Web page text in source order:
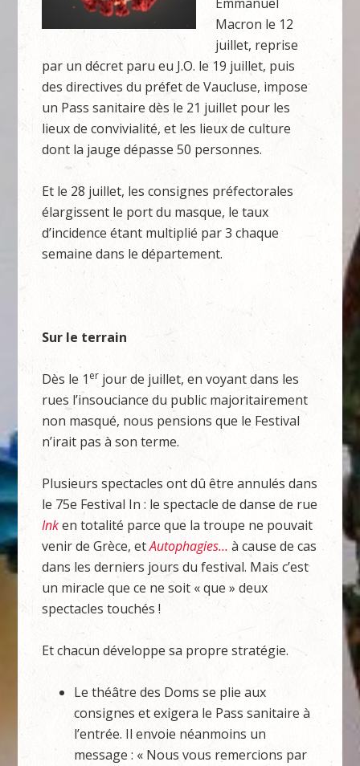
Macron le 12
juillet, reprise
par un décret paru eu J.O. le 19 juillet, puis
des directives du préfet de Vaucluse, impose
un Pass sanitaire dès le 21 juillet pour les
lieux de convivialité, et les lieux de culture
dont la jauge dépasse 50 personnes.
Et le 28 juillet, les consignes préfectorales
élargissent le port du masque, le taux
d’incidence étant multiplié par 3 chaque
semaine dans le département.
Sur le terrain
Dès le 1er jour de juillet, en voyant dans les
rues l’insouciance du public majoritairement
non masqué, nous pensions que le Festival
n’irait pas à son terme.
Plusieurs spectacles ont dû être annulés dans
le 75e Festival In : le spectacle de danse de rue
Inken totalité parce que la troupe ne pouvait
venir de Grèce, etAutophagies… à cause de cas
dans les derniers jours du festival. Mais c’est
un miracle que ce ne soit « que » deux
spectacles touchés !
Et chacun développe sa propre stratégie.
Le théâtre des Doms se plie aux
consignes et exigera le Pass sanitaire à
l’entrée. Il envoie néanmoins un
message : « Nous vous remercions par